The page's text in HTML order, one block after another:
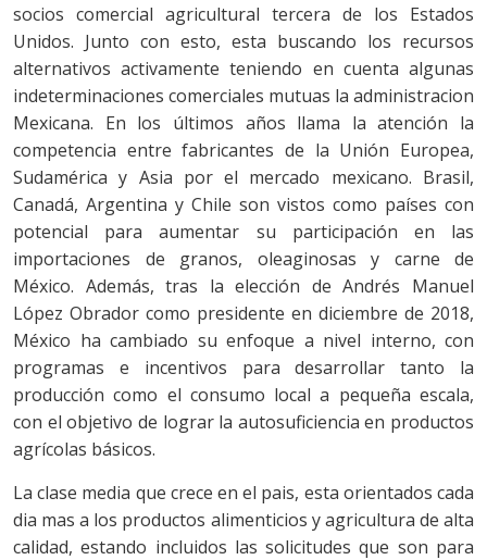
socios comercial agricultural tercera de los Estados
Unidos. Junto con esto, esta buscando los recursos
alternativos activamente teniendo en cuenta algunas
indeterminaciones comerciales mutuas la administracion
Mexicana. En los últimos años llama la atención la
competencia entre fabricantes de la Unión Europea,
Sudamérica y Asia por el mercado mexicano. Brasil,
Canadá, Argentina y Chile son vistos como países con
potencial para aumentar su participación en las
importaciones de granos, oleaginosas y carne de
México. Además, tras la elección de Andrés Manuel
López Obrador como presidente en diciembre de 2018,
México ha cambiado su enfoque a nivel interno, con
programas e incentivos para desarrollar tanto la
producción como el consumo local a pequeña escala,
con el objetivo de lograr la autosuficiencia en productos
agrícolas básicos.
La clase media que crece en el pais, esta orientados cada
dia mas a los productos alimenticios y agricultura de alta
calidad, estando incluidos las solicitudes que son para